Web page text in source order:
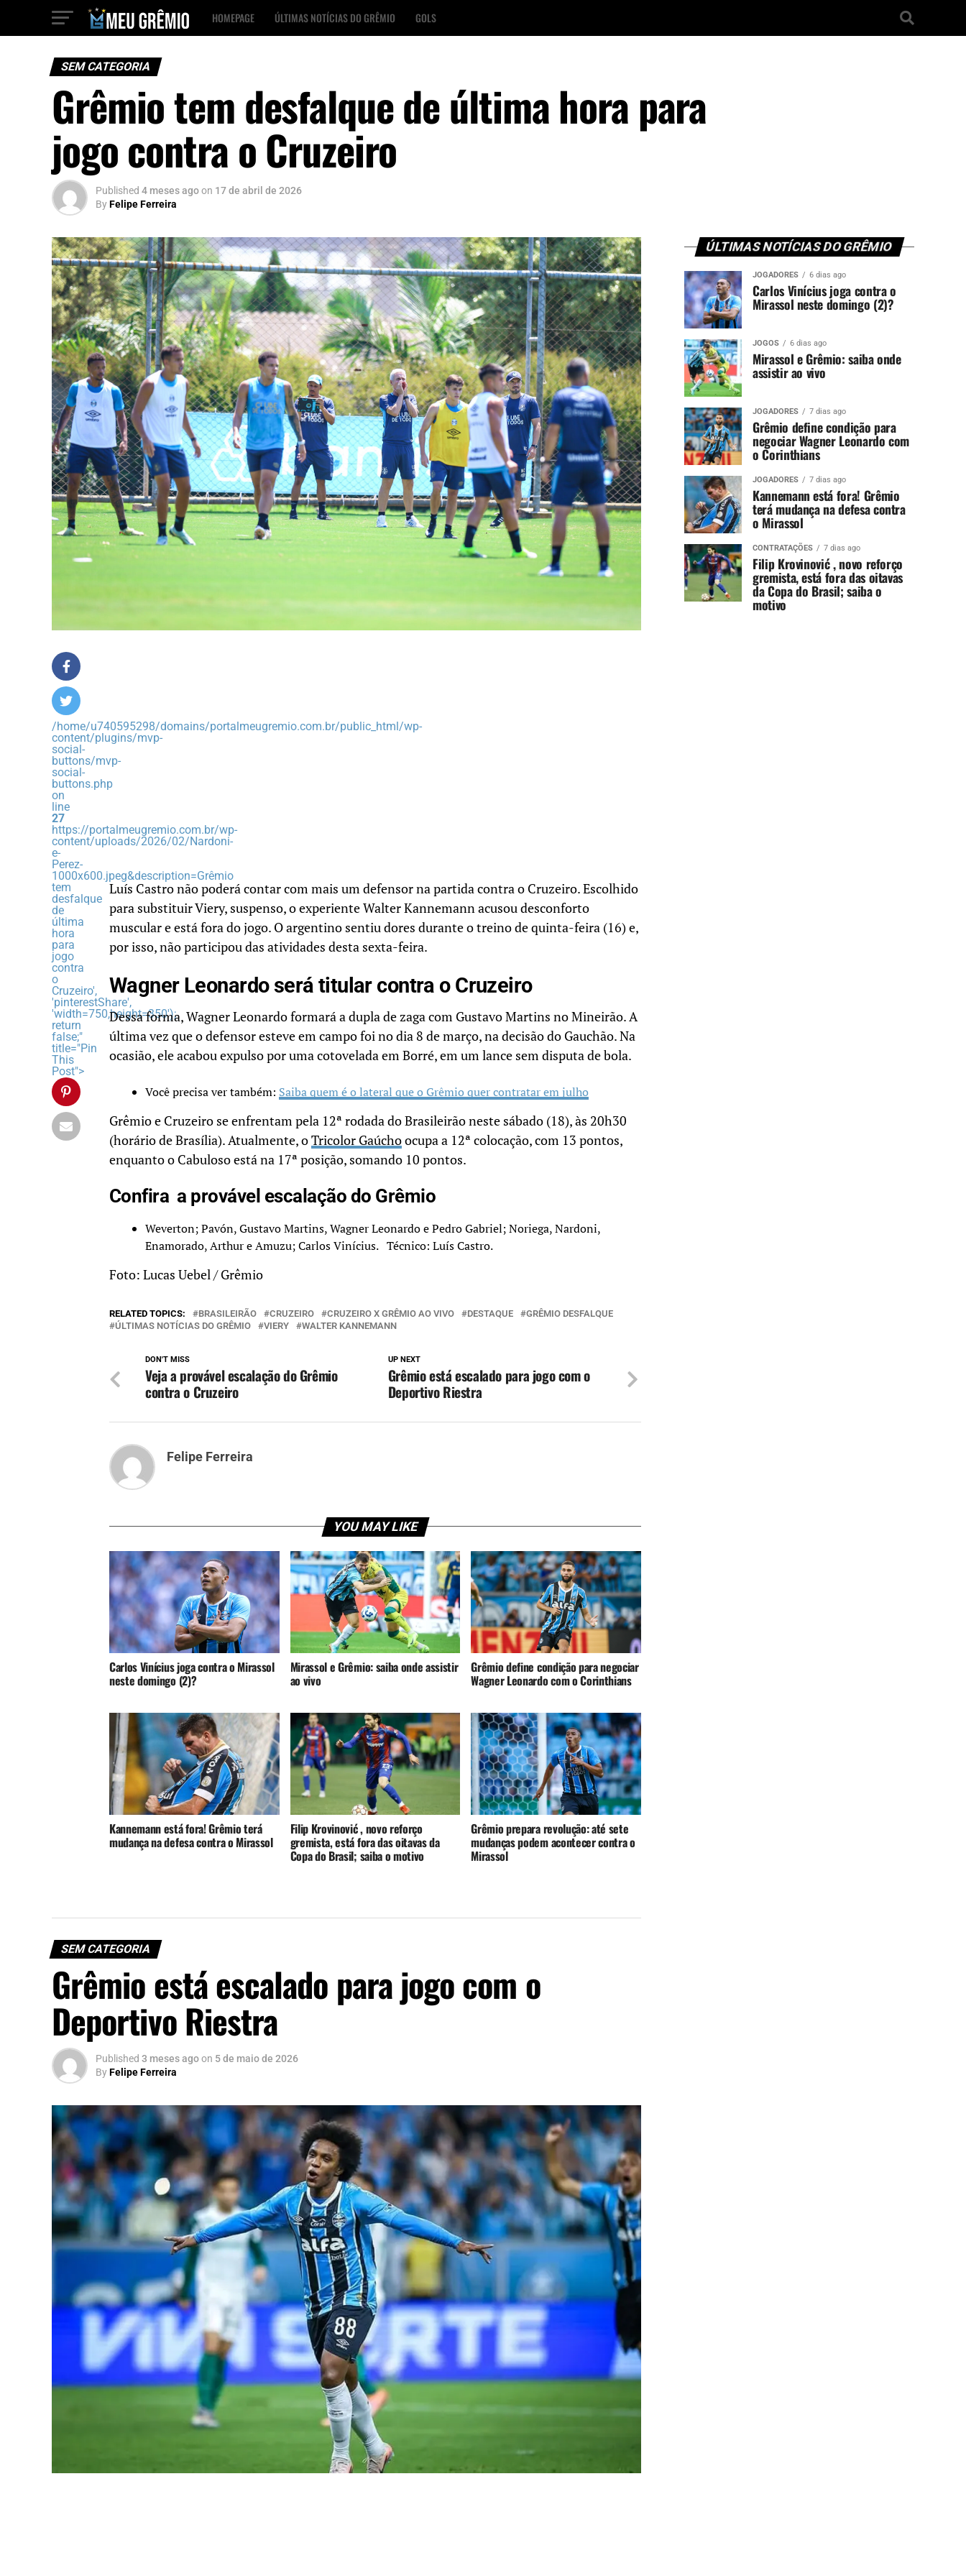
HOMEPAGE ÚLTIMAS NOTÍCIAS DO GRÊMIO GOLS
SEM CATEGORIA
Grêmio tem desfalque de última hora para
jogo contra o Cruzeiro
Published 4 meses agoon 17 de abril de 2026
ByFelipe Ferreira
/home/u740595298/domains/portalmeugremio.com.br/public_html/wp-
content/plugins/mvp-
social-
buttons/mvp-
social-
buttons.php
on
line
27
https://portalmeugremio.com.br/wp-
content/uploads/2026/02/Nardoni-
e-
Perez-
1000x600.jpeg&description=Grêmio
tem
desfalque
de
última
hora
para
jogo
contra
o
Cruzeiro',
'pinterestShare',
'width=750,height=350');
return
false;"
title="Pin
This
Post">
Luís Castro não poderá contar com mais um defensor na partida contra o Cruzeiro. Escolhido
para substituir Viery, suspenso, o experiente Walter Kannemann acusou desconforto
muscular e está fora do jogo. O argentino sentiu dores durante o treino de quinta-feira (16) e,
por isso, não participou das atividades desta sexta-feira.
Wagner Leonardo será titular contra o Cruzeiro
Dessa forma, Wagner Leonardo formará a dupla de zaga com Gustavo Martins no Mineirão. A
última vez que o defensor esteve em campo foi no dia 8 de março, na decisão do Gauchão. Na
ocasião, ele acabou expulso por uma cotovelada em Borré, em um lance sem disputa de bola.
Você precisa ver também: Saiba quem é o lateral que o Grêmio quer contratar em julho
Grêmio e Cruzeiro se enfrentam pela 12ª rodada do Brasileirão neste sábado (18), às 20h30
(horário de Brasília). Atualmente, oTricolor Gaúchoocupa a 12ª colocação, com 13 pontos,
enquanto o Cabuloso está na 17ª posição, somando 10 pontos.
Confira a provável escalação do Grêmio
Weverton; Pavón, Gustavo Martins, Wagner Leonardo e Pedro Gabriel; Noriega, Nardoni,
Enamorado, Arthur e Amuzu; Carlos Vinícius. Técnico: Luís Castro.
Foto: Lucas Uebel / Grêmio
RELATED TOPICS: BRASILEIRÃO CRUZEIRO CRUZEIRO X GRÊMIO AO VIVO DESTAQUE
GRÊMIO DESFALQUE
ÚLTIMAS NOTÍCIAS DO GRÊMIO
VIERY WALTER KANNEMANN
UP NEXT
Grêmio está escalado para jogo com o
Deportivo Riestra
DON'T MISS
Veja a provável escalação do Grêmio
contra o Cruzeiro
Felipe Ferreira
YOU MAY LIKE
Carlos Vinícius joga contra o Mirassol
neste domingo (2)?
Mirassol e Grêmio: saiba onde assistir
ao vivo
Grêmio define condição para negociar
Wagner Leonardo com o Corinthians
Kannemann está fora! Grêmio terá
mudança na defesa contra o Mirassol
Filip Krovinović , novo reforço
gremista, está fora das oitavas da
Copa do Brasil; saiba o motivo
Grêmio prepara revolução: até sete
mudanças podem acontecer contra o
Mirassol
SEM CATEGORIA
Grêmio está escalado para jogo com o
Deportivo Riestra
Published 3 meses agoon 5 de maio de 2026
ByFelipe Ferreira
ÚLTIMAS NOTÍCIAS DO GRÊMIO
JOGADORES 6 dias ago
Carlos Vinícius joga contra o
Mirassol neste domingo (2)?
JOGOS 6 dias ago
Mirassol e Grêmio: saiba onde
assistir ao vivo
JOGADORES 7 dias ago
Grêmio define condição para
negociar Wagner Leonardo com
o Corinthians
JOGADORES 7 dias ago
Kannemann está fora! Grêmio
terá mudança na defesa contra
o Mirassol
CONTRATAÇÕES 7 dias ago
Filip Krovinović , novo reforço
gremista, está fora das oitavas
da Copa do Brasil; saiba o
motivo